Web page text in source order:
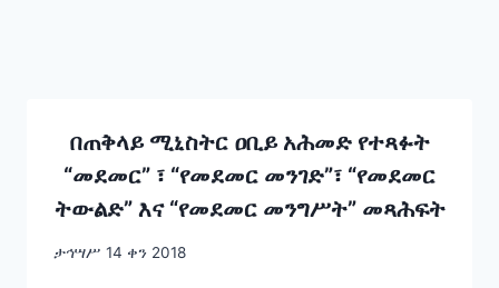
በጠቅላይ ሚኒስትር ዐቢይ አሕመድ የተጻፉት
“መደመር” ፣ “የመደመር መንገድ”፣ “የመደመር
ትውልድ” እና “የመደመር መንግሥት” መጻሕፍት
ታኅሣሥ 14 ቀን 2018